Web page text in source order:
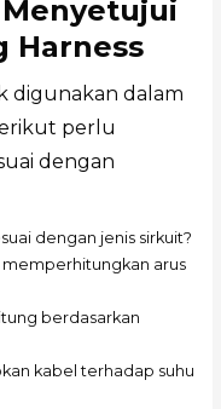
Harness
digunakan dalam
perlu
dengan
dengan jenis sirkuit?
arus
berdasarkan
kabel terhadap suhu